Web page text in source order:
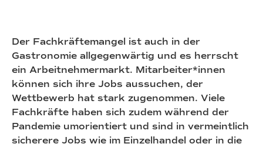
Der Fachkräftemangel ist auch in der
Gastronomie allgegenwärtig und es herrscht
ein Arbeitnehmermarkt. Mitarbeiter*innen
können sich ihre Jobs aussuchen, der
Wettbewerb hat stark zugenommen. Viele
Fachkräfte haben sich zudem während der
Pandemie umorientiert und sind in vermeintlich
sicherere Jobs wie im Einzelhandel oder in die